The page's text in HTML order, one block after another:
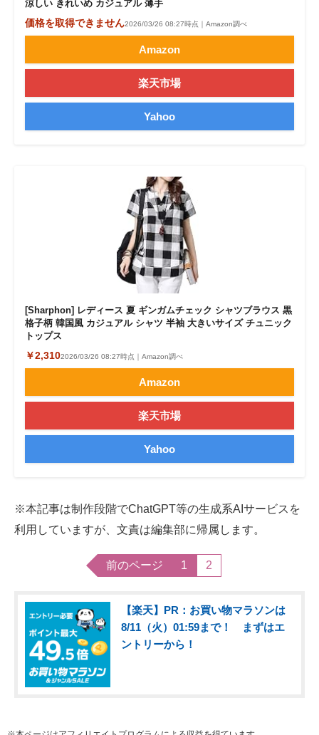
涼しい きれいめ カジュアル 薄手
価格を取得できません2026/03/26 08:27時点｜Amazon調べ
Amazon
楽天市場
Yahoo
[Sharphon] レディース 夏 ギンガムチェック シャツブラウス 黒
格子柄 韓国風 カジュアル シャツ 半袖 大きいサイズ チュニック
トップス
￥2,3102026/03/26 08:27時点｜Amazon調べ
Amazon
楽天市場
Yahoo
※本記事は制作段階でChatGPT等の生成系AIサービスを
利用していますが、文責は編集部に帰属します。
前のページ 1 2
【楽天】PR：お買い物マラソンは
8/11（火）01:59まで！ まずはエ
ントリーから！